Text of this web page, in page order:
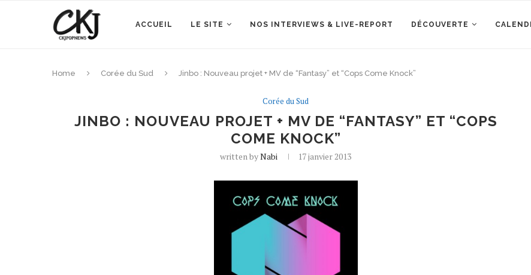
ACCUEIL LE SITE NOS INTERVIEWS & LIVE-REPORT DÉCOUVERTE
Home Corée du Sud Jinbo : Nouveau projet + MV de “Fantasy” et “Cops Come Knock”
Corée du Sud
JINBO : NOUVEAU PROJET + MV DE “FANTASY” ET “COPS
COME KNOCK”
written byNabi 17 janvier 2013